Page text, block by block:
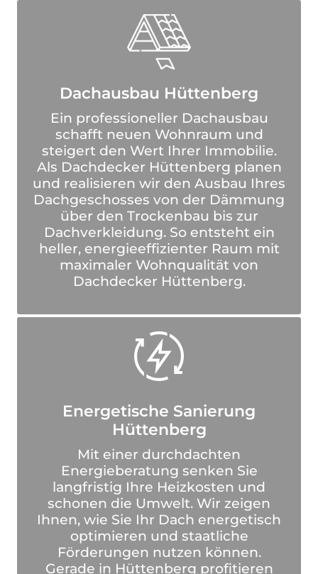
Dachausbau Hüttenberg
Ein professioneller Dachausbau
schafft neuen Wohnraum und
steigert den Wert Ihrer Immobilie.
Als Dachdecker Hüttenberg planen
und realisieren wir den Ausbau Ihres
Dachgeschosses von der Dämmung
über den Trockenbau bis zur
Dachverkleidung. So entsteht ein
heller, energieeffizienter Raum mit
maximaler Wohnqualität von
Dachdecker Hüttenberg.
Energetische Sanierung
Hüttenberg
Mit einer durchdachten
Energieberatung senken Sie
langfristig Ihre Heizkosten und
schonen die Umwelt. Wir zeigen
Ihnen, wie Sie Ihr Dach energetisch
optimieren und staatliche
Förderungen nutzen können.
Gerade in Hüttenberg profitieren